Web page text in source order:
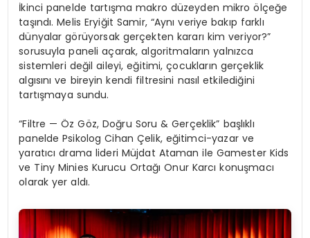
İkinci panelde tartışma makro düzeyden mikro ölçeğe
taşındı. Melis Eryiğit Samir, “Aynı veriye bakıp farklı
dünyalar görüyorsak gerçekten kararı kim veriyor?”
sorusuyla paneli açarak, algoritmaların yalnızca
sistemleri değil aileyi, eğitimi, çocukların gerçeklik
algısını ve bireyin kendi filtresini nasıl etkilediğini
tartışmaya sundu.
“Filtre — Öz Göz, Doğru Soru & Gerçeklik” başlıklı
panelde Psikolog Cihan Çelik, eğitimci-yazar ve
yaratıcı drama lideri Müjdat Ataman ile Gamester Kids
ve Tiny Minies Kurucu Ortağı Onur Karcı konuşmacı
olarak yer aldı.